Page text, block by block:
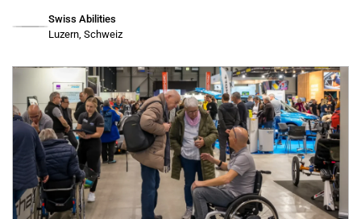
Swiss Abilities
Luzern, Schweiz